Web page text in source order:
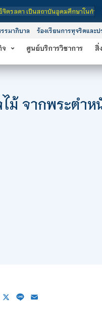
าในกำกับของรัฐ เปิดหลักสูตรการ
รรมาภิบาล ร้องเรียนการทุจริตและ
จ ศูนย์บริการวิชาการ สิ่
ม้ จากพระตำ
Facebook
X Line